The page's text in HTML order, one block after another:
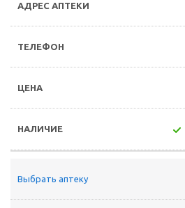
Выбрать аптеку